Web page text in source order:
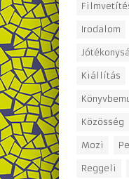
Irodalom
Kiállítás
Közösség
Mozi
Reggeli